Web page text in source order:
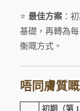
⭐ 最佳方案 ：
基礎，再轉為
衡嘅方式。
唔同膚質
初期（第